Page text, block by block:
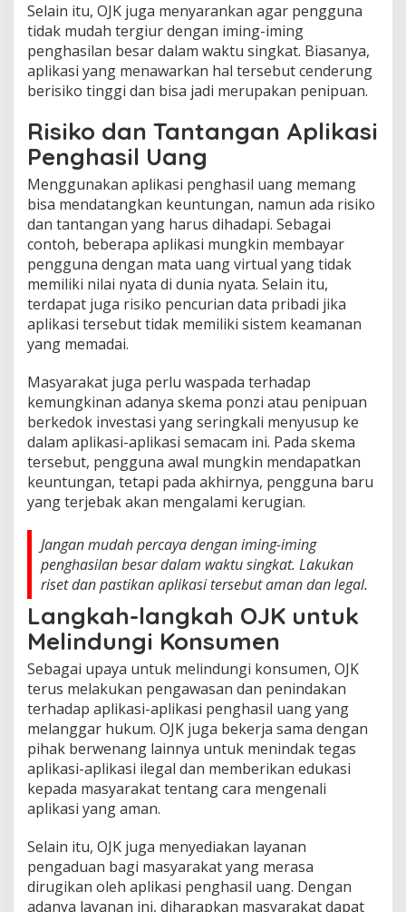
Selain itu, OJK juga menyarankan agar pengguna
tidak mudah tergiur dengan iming-iming
penghasilan besar dalam waktu singkat. Biasanya,
aplikasi yang menawarkan hal tersebut cenderung
berisiko tinggi dan bisa jadi merupakan penipuan.
Risiko dan Tantangan Aplikasi
Penghasil Uang
Menggunakan aplikasi penghasil uang memang
bisa mendatangkan keuntungan, namun ada risiko
dan tantangan yang harus dihadapi. Sebagai
contoh, beberapa aplikasi mungkin membayar
pengguna dengan mata uang virtual yang tidak
memiliki nilai nyata di dunia nyata. Selain itu,
terdapat juga risiko pencurian data pribadi jika
aplikasi tersebut tidak memiliki sistem keamanan
yang memadai.
Masyarakat juga perlu waspada terhadap
kemungkinan adanya skema ponzi atau penipuan
berkedok investasi yang seringkali menyusup ke
dalam aplikasi-aplikasi semacam ini. Pada skema
tersebut, pengguna awal mungkin mendapatkan
keuntungan, tetapi pada akhirnya, pengguna baru
yang terjebak akan mengalami kerugian.
Jangan mudah percaya dengan iming-iming
penghasilan besar dalam waktu singkat. Lakukan
riset dan pastikan aplikasi tersebut aman dan legal.
Langkah-langkah OJK untuk
Melindungi Konsumen
Sebagai upaya untuk melindungi konsumen, OJK
terus melakukan pengawasan dan penindakan
terhadap aplikasi-aplikasi penghasil uang yang
melanggar hukum. OJK juga bekerja sama dengan
pihak berwenang lainnya untuk menindak tegas
aplikasi-aplikasi ilegal dan memberikan edukasi
kepada masyarakat tentang cara mengenali
aplikasi yang aman.
Selain itu, OJK juga menyediakan layanan
pengaduan bagi masyarakat yang merasa
dirugikan oleh aplikasi penghasil uang. Dengan
adanya layanan ini, diharapkan masyarakat dapat